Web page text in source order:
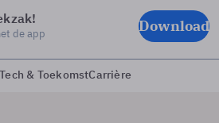
de app Download
Tech & ToekomstCarrière